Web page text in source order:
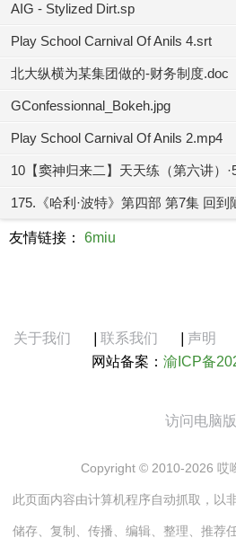
AIG - Stylized Dirt.sp
Play School Carnival Of Anils 4.srt
北大纵横为某集团做的-财务制度.doc
GConfessionnal_Bokeh.jpg
Play School Carnival Of Anils 2.mp4
10【窦神归来二】天天练（第六讲）
175.《哈利·波特》第四部 第7集 回到
友情链接： 6miu
关于我们 联系我们 声明
网站备案： 渝ICP备
访问电脑版
Copyright © 2010-2026 哎
此页面内容由计算机程序自动抓取，以
储存、复制、传播、编辑、整理、推荐